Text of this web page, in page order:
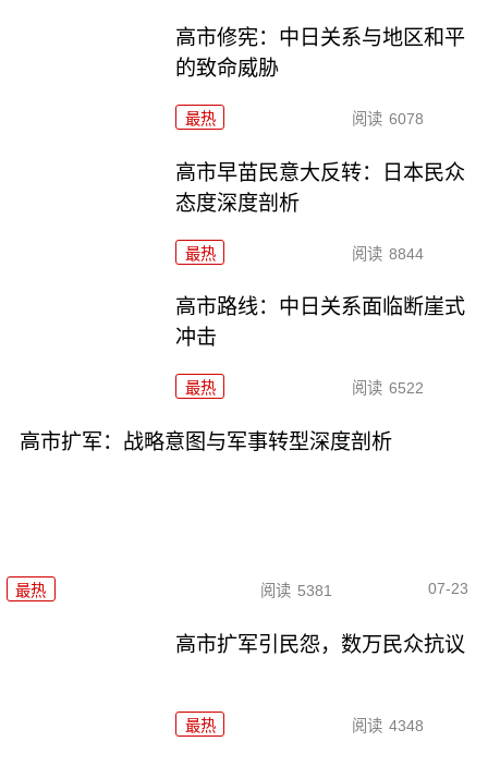
高市修宪：中日关系与地区和平
的致命威胁
最热 阅读 6078
高市早苗民意大反转：日本民众
态度深度剖析
最热 阅读 8844
高市路线：中日关系面临断崖式
冲击
最热 阅读 6522
高市扩军：战略意图与军事转型深度剖析
最热 阅读 5381 07-23
高市扩军引民怨，数万民众抗议
最热 阅读 4348